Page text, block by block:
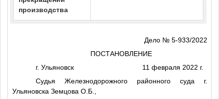
производства
Дело № 5-933/2022
ПОСТАНОВЛЕНИЕ
г. Ульяновск 11 февраля 2022 г.
Судья Железнодорожного районного суда г.
Ульяновска Земцова О.Б.,